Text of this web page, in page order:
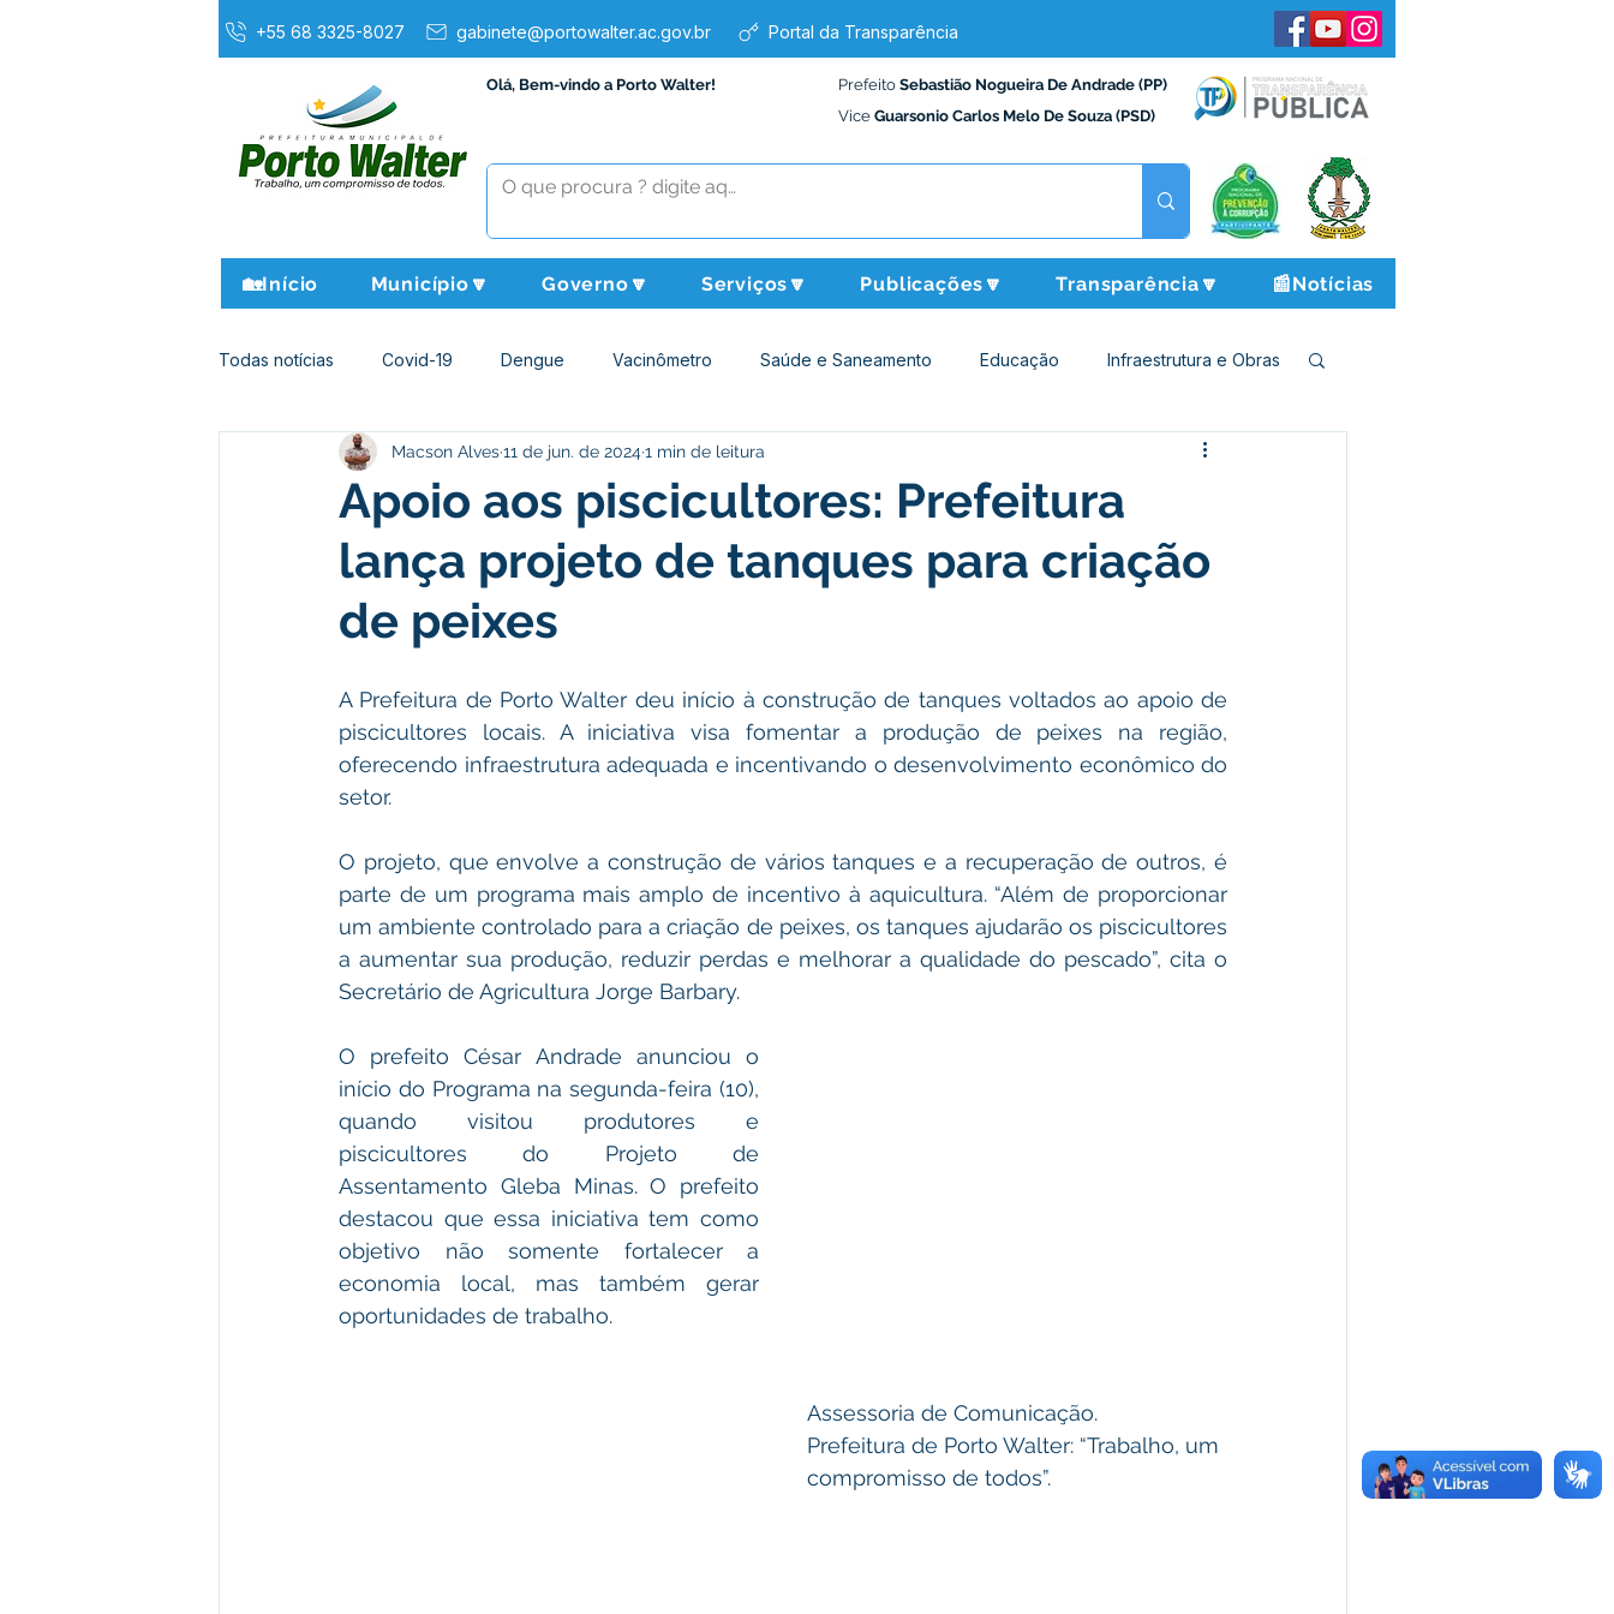
+55 68 3325-8027 gabinete@portowalter.ac.gov.br Portal da Transparência
Olá, Bem-vindo a Porto Walter! Prefeito Sebastião Nogueira De Andrade (PP)
Vice Guarsonio Carlos Melo De Souza (PSD)
🏡Início Município🔽 Governo🔽 Serviços🔽 Publicações🔽 Transparência🔽 📰Notícias
Todas notícias Covid-19 Dengue Vacinômetro Saúde e Saneamento Educação Infraestrutura e Obras
Agricultura e Meio Ambiente Assistência Social Desporto Cultura e Lazer
Institucional e Governo Políticas Públicas Nota de Pesar Campanhas Datas Comemorativas
Enchente
Licitações Leilão Eleições Festival do Milho Agricultura Limpeza pública Esporte
Apoio aos piscicultores: Prefeitura
lança projeto de tanques para criação
de peixes
Macson Alves11 de jun. de 20241 min de leitura
A Prefeitura de Porto Walter deu início à construção de tanques voltados ao apoio de
piscicultores locais. A iniciativa visa fomentar a produção de peixes na região,
oferecendo infraestrutura adequada e incentivando o desenvolvimento econômico do
setor.
O projeto, que envolve a construção de vários tanques e a recuperação de outros, é
parte de um programa mais amplo de incentivo à aquicultura. “Além de proporcionar
um ambiente controlado para a criação de peixes, os tanques ajudarão os piscicultores
a aumentar sua produção, reduzir perdas e melhorar a qualidade do pescado”, cita o
Secretário de Agricultura Jorge Barbary.
O prefeito César Andrade anunciou o
início do Programa na segunda-feira (10),
quando visitou produtores e
piscicultores do Projeto de
Assentamento Gleba Minas. O prefeito
destacou que essa iniciativa tem como
objetivo não somente fortalecer a
economia local, mas também gerar
oportunidades de trabalho.
Assessoria de Comunicação.
Prefeitura de Porto Walter: “Trabalho, um
compromisso de todos”.